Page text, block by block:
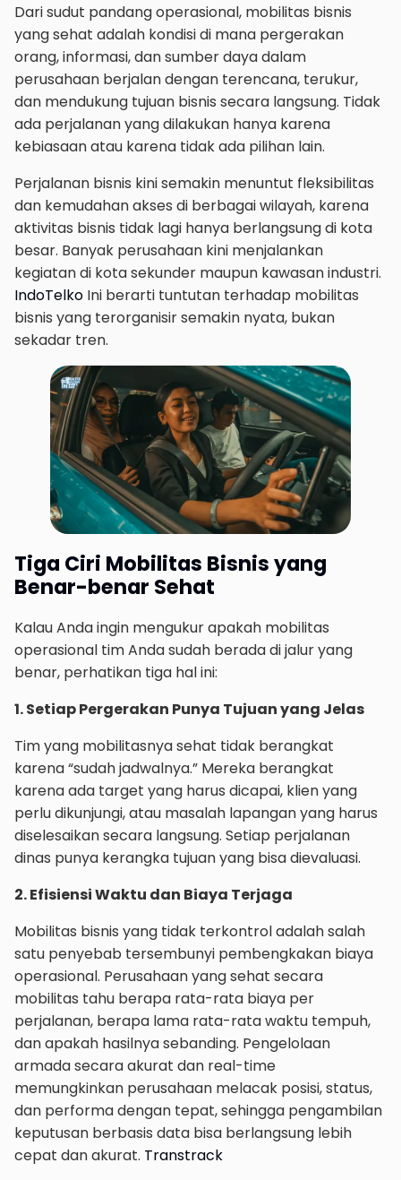
Dari sudut pandang operasional, mobilitas bisnis
yang sehat adalah kondisi di mana pergerakan
orang, informasi, dan sumber daya dalam
perusahaan berjalan dengan terencana, terukur,
dan mendukung tujuan bisnis secara langsung. Tidak
ada perjalanan yang dilakukan hanya karena
kebiasaan atau karena tidak ada pilihan lain.
Perjalanan bisnis kini semakin menuntut fleksibilitas
dan kemudahan akses di berbagai wilayah, karena
aktivitas bisnis tidak lagi hanya berlangsung di kota
besar. Banyak perusahaan kini menjalankan
kegiatan di kota sekunder maupun kawasan industri.
IndoTelko Ini berarti tuntutan terhadap mobilitas
bisnis yang terorganisir semakin nyata, bukan
sekadar tren.
Tiga Ciri Mobilitas Bisnis yang
Benar-benar Sehat
Kalau Anda ingin mengukur apakah mobilitas
operasional tim Anda sudah berada di jalur yang
benar, perhatikan tiga hal ini:
1. Setiap Pergerakan Punya Tujuan yang Jelas
Tim yang mobilitasnya sehat tidak berangkat
karena “sudah jadwalnya.” Mereka berangkat
karena ada target yang harus dicapai, klien yang
perlu dikunjungi, atau masalah lapangan yang harus
diselesaikan secara langsung. Setiap perjalanan
dinas punya kerangka tujuan yang bisa dievaluasi.
2. Efisiensi Waktu dan Biaya Terjaga
Mobilitas bisnis yang tidak terkontrol adalah salah
satu penyebab tersembunyi pembengkakan biaya
operasional. Perusahaan yang sehat secara
mobilitas tahu berapa rata-rata biaya per
perjalanan, berapa lama rata-rata waktu tempuh,
dan apakah hasilnya sebanding. Pengelolaan
armada secara akurat dan real-time
memungkinkan perusahaan melacak posisi, status,
dan performa dengan tepat, sehingga pengambilan
keputusan berbasis data bisa berlangsung lebih
cepat dan akurat. Transtrack